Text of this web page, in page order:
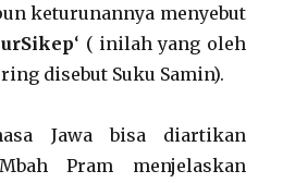
keturunannya menyebut
‘ ( inilah yang oleh
disebut Suku Samin).
Jawa bisa diartikan
Pram menjelaskan